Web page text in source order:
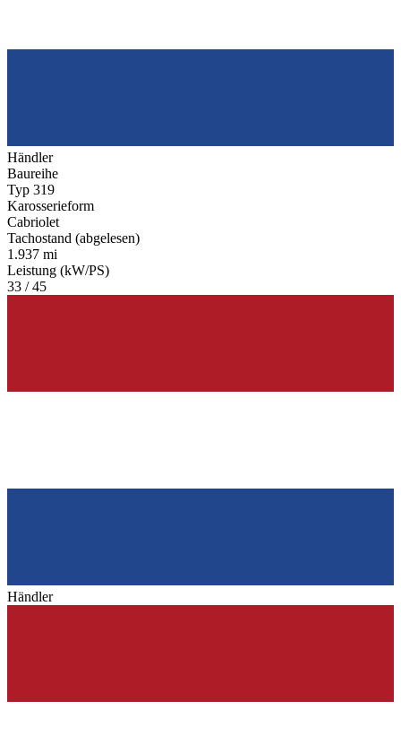
Händler
Baureihe
Typ 319
Karosserieform
Cabriolet
Tachostand (abgelesen)
1.937 mi
Leistung (kW/PS)
33 / 45
Händler